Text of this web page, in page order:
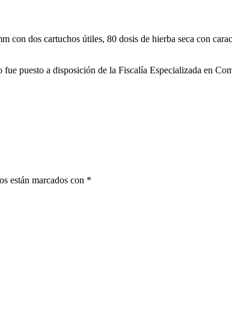
con dos cartuchos útiles, 80 dosis de hierba seca con
puesto a disposición de la Fiscalía Especializada en
están marcados con *